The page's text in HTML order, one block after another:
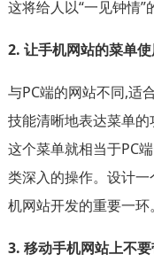
这将给人以“一见钟情”
2. 让手机网站的菜单使
与PC端的网站不同,适
技能清晰地表达菜单的
这个菜单就相当于PC
类深入的操作。设计
机网站开发的重要一环。
3. 移动手机网站上不要